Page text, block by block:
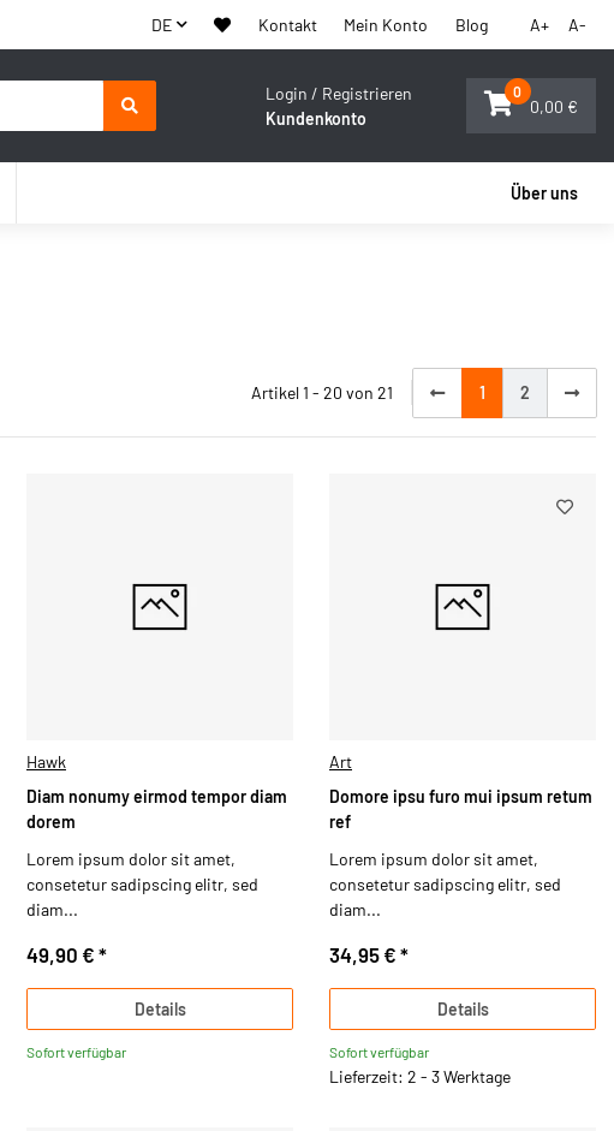
DE Kontakt Mein Konto Blog A+ A-
Login / Registrieren
Kundenkonto
0
0,00 €
Über uns
Artikel 1 - 20 von 21 1 2
Hawk
Diam nonumy eirmod tempor diam
dorem
Lorem ipsum dolor sit amet,
consetetur sadipscing elitr, sed
diam...
49,90 € *
Details
Sofort verfügbar
Art
Domore ipsu furo mui ipsum retum
ref
Lorem ipsum dolor sit amet,
consetetur sadipscing elitr, sed
diam...
34,95 € *
Details
Sofort verfügbar
Lieferzeit: 2 - 3 Werktage